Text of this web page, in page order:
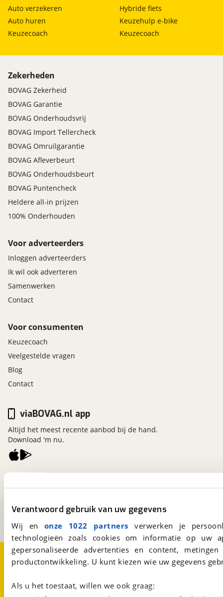
Verantwoord gebruik van uw gegevens
Wij en onze 1022 partners verwerken je
technologieën zoals cookies om informatie op
gepersonaliseerde advertenties en content,
productontwikkeling. U kunt kiezen wie uw gegevens
Als u het toestaat, willen we ook graag:
Auto verzekeren
Auto huren
Keuzecoach
Hybride fiets
Keuzehulp e-bike
Keuzecoach
Zekerheden
BOVAG Zekerheid
BOVAG Garantie
BOVAG Onderhoudsvrij
BOVAG Import Tellercheck
BOVAG Omruilgarantie
BOVAG Afleverbeurt
BOVAG Onderhoudsbeurt
BOVAG Puntencheck
Heldere all-in prijzen
100% Onderhouden
Voor adverteerders
Inloggen adverteerders
Ik wil ook adverteren
Samenwerken
Contact
Voor consumenten
Keuzecoach
Veelgestelde vragen
Blog
Contact
Een initiatief van
viaBOVAG.nl app
Altijd het meest recente aanbod bij de hand.
Download 'm nu.
Over viaBOVAG.nlDisclaimer- en Privacyverklaring
CookievoorkeurenVacatures